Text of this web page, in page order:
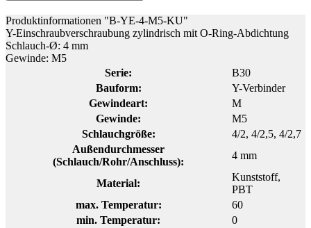
Produktinformationen "B-YE-4-M5-KU"
Y-Einschraubverschraubung zylindrisch mit O-Ring-Abdichtung
Schlauch-Ø: 4 mm
Gewinde: M5
Serie:
B30
Bauform:
Y-Verbinder
Gewindeart:
M
Gewinde:
M5
Schlauchgröße:
4/2, 4/2,5, 4/2,7
Außendurchmesser
(Schlauch/Rohr/Anschluss):
4 mm
Material:
Kunststoff,
PBT
max. Temperatur:
60
min. Temperatur:
0